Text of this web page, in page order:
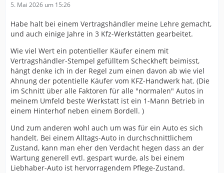
5. Mai 2026 um 15:26
Habe halt bei einem Vertragshändler meine Lehre gemacht,
und auch einige Jahre in 3 Kfz-Werkstätten gearbeitet.
Wie viel Wert ein potentieller Käufer einem mit
Vertragshändler-Stempel gefülltem Scheckheft beimisst,
hängt denke ich in der Regel zum einen davon ab wie viel
Ahnung der potentielle Käufer vom KFZ-Handwerk hat. (Die
im Schnitt über alle Faktoren für alle "normalen" Autos in
meinem Umfeld beste Werkstatt ist ein 1-Mann Betrieb in
einem Hinterhof neben einem Bordell. )
Und zum anderen wohl auch um was für ein Auto es sich
handelt. Bei einem Alltags-Auto in durchschnittlichem
Zustand, kann man eher den Verdacht hegen dass an der
Wartung generell evtl. gespart wurde, als bei einem
Liebhaber-Auto ist hervorragendem Pflege-Zustand.